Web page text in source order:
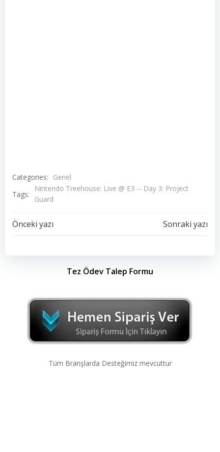
Categories:
Genel
Tags:
Nintendo Treehouse: Live @ E3 -- Day 3: Project
Guard
Yazı
dolaşımı
Önceki yazı
dolaşımı
Sonraki yazı
Tez Ödev Talep Formu
Tüm Branşlarda Desteğimiz mevcuttur